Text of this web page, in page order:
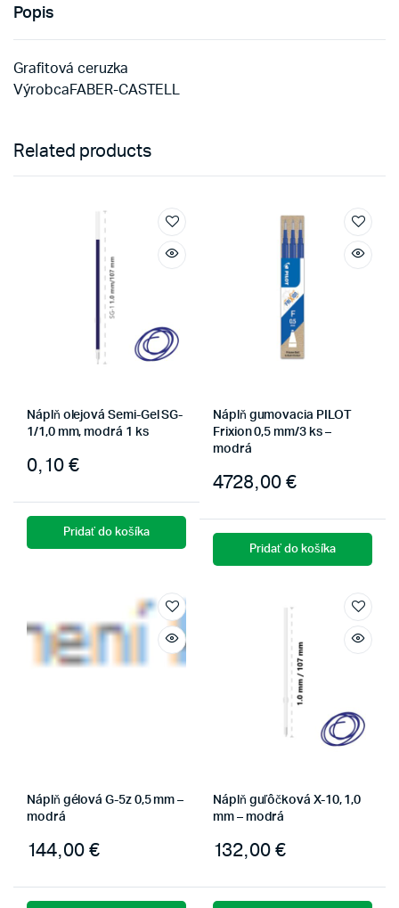
Popis
Grafitová ceruzka
VýrobcaFABER-CASTELL
Related products
Náplň olejová Semi-Gel SG-
1/1,0 mm, modrá 1 ks
0,10€
Pridať do košíka
Náplň gumovacia PILOT
Frixion 0,5 mm/3 ks –
modrá
4728,00€
Pridať do košíka
Náplň gélová G-5z 0,5 mm –
modrá
144,00€
Náplň guľôčková X-10, 1,0
mm – modrá
132,00€